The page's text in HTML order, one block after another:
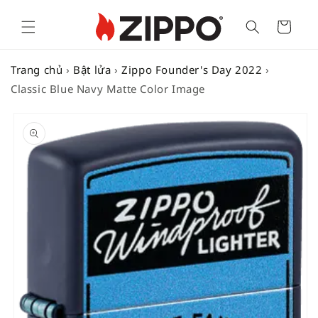
Cart
Trang chủ › Bật lửa ›Zippo Founder's Day 2022 ›
Classic Blue Navy Matte Color Image
PRODUCT
INFORMATION